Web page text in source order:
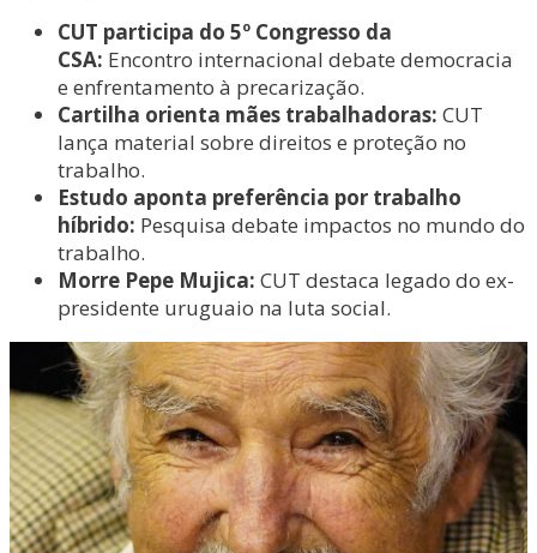
CUT participa do 5º Congresso da
CSA: Encontro internacional debate democracia
e enfrentamento à precarização.
Cartilha orienta mães trabalhadoras: CUT
lança material sobre direitos e proteção no
trabalho.
Estudo aponta preferência por trabalho
híbrido: Pesquisa debate impactos no mundo do
trabalho.
Morre Pepe Mujica: CUT destaca legado do ex-
presidente uruguaio na luta social.